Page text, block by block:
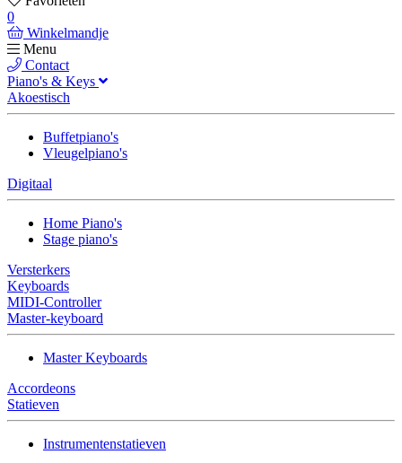
0
Winkelmandje
Menu
Contact
Piano's & Keys
Akoestisch
Buffetpiano's
Vleugelpiano's
Digitaal
Home Piano's
Stage piano's
Versterkers
Keyboards
MIDI-Controller
Master-keyboard
Master Keyboards
Accordeons
Statieven
Instrumentenstatieven